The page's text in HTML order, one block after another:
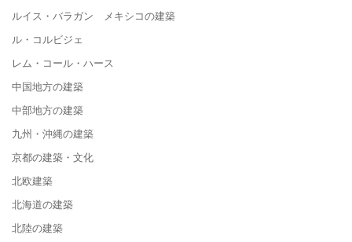
ルイス・バラガン メキシコの建築
ル・コルビジェ
レム・コール・ハース
中国地方の建築
中部地方の建築
九州・沖縄の建築
京都の建築・文化
北欧建築
北海道の建築
北陸の建築